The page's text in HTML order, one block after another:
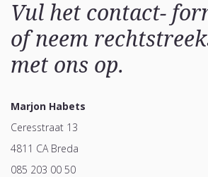
Vul het contact-
of neem
met ons op.
Marjon Habets
Ceresstraat 13
4811 CA Breda
085 203 00 50